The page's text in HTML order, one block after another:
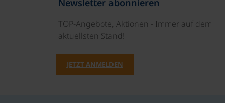
Newsletter abonnieren
TOP-Angebote, Aktionen - Immer auf dem
aktuellsten Stand!
JETZT ANMELDEN